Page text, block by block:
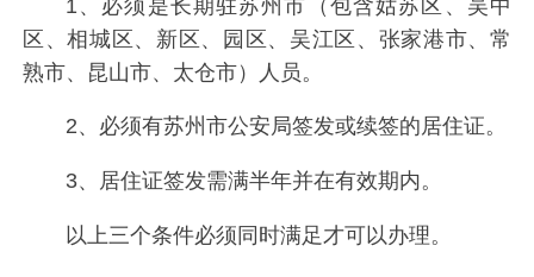
1、必须是长期驻苏州市（包含姑苏区、吴中
区、相城区、新区、园区、吴江区、张家港市、常
熟市、昆山市、太仓市）人员。
2、必须有苏州市公安局签发或续签的居住证。
3、居住证签发需满半年并在有效期内。
以上三个条件必须同时满足才可以办理。